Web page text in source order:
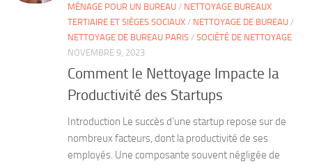
MÉNAGE POUR UN BUREAU / NETTOYAGE BUREAUX
TERTIAIRE ET SIÈGES SOCIAUX / NETTOYAGE DE BUREAU /
NETTOYAGE DE BUREAU PARIS / SOCIÉTÉ DE NETTOYAGE
NOVEMBRE 9, 2023
Comment le Nettoyage Impacte la
Productivité des Startups
Introduction Le succès d’une startup repose sur de
nombreux facteurs, dont la productivité de ses
employés. Une composante souvent négligée de